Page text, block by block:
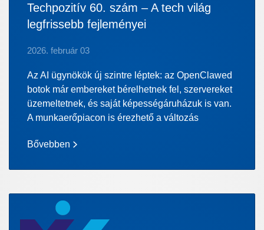
Techpozitív 60. szám – A tech világ
legfrissebb fejleményei
2026. február 03
Az AI ügynökök új szintre léptek: az OpenClawed
botok már embereket bérelhetnek fel, szervereket
üzemeltetnek, és saját képességáruházuk is van.
A munkaerőpiacon is érezhető a változás
Bővebben